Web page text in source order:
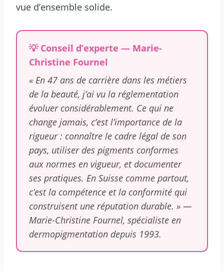
vue d’ensemble solide.
💡 Conseil d’experte — Marie-
Christine Fournel
« En 47 ans de carrière dans les métiers
de la beauté, j’ai vu la réglementation
évoluer considérablement. Ce qui ne
change jamais, c’est l’importance de la
rigueur : connaître le cadre légal de son
pays, utiliser des pigments conformes
aux normes en vigueur, et documenter
ses pratiques. En Suisse comme partout,
c’est la compétence et la conformité qui
construisent une réputation durable. » —
Marie-Christine Fournel, spécialiste en
dermopigmentation depuis 1993.